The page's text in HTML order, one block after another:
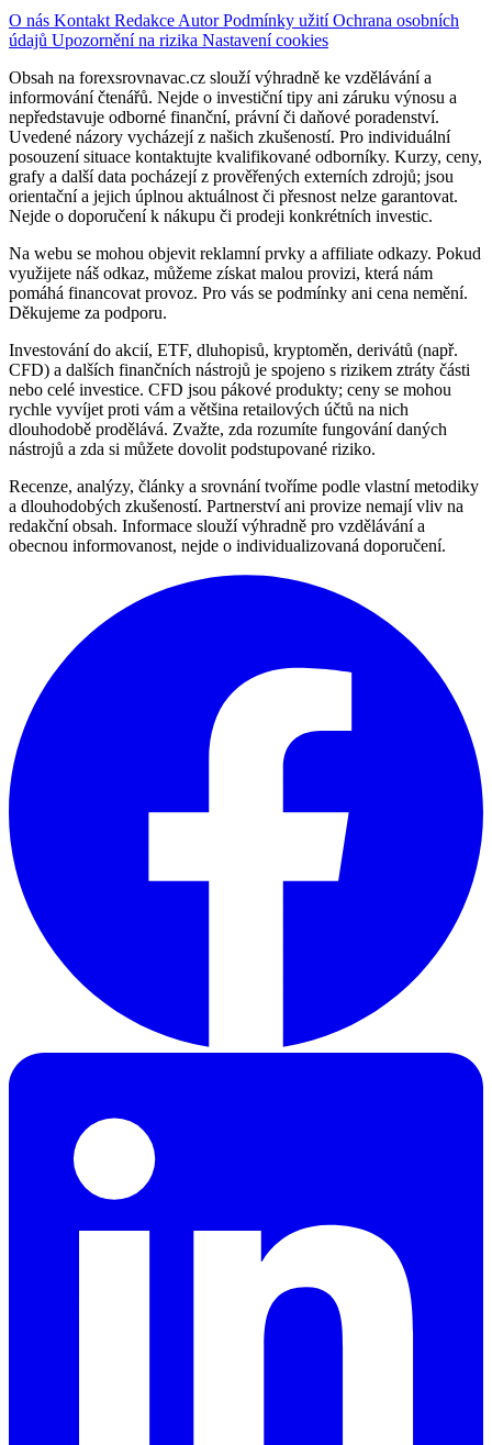
O nás Kontakt Redakce AutorPodmínky užitíOchrana osobních
údajů Upozornění na rizika Nastavení cookies
Obsah na forexsrovnavac.cz slouží výhradně ke vzdělávání a
informování čtenářů. Nejde o investiční tipy ani záruku výnosu a
nepředstavuje odborné finanční, právní či daňové poradenství.
Uvedené názory vycházejí z našich zkušeností. Pro individuální
posouzení situace kontaktujte kvalifikované odborníky. Kurzy, ceny,
grafy a další data pocházejí z prověřených externích zdrojů; jsou
orientační a jejich úplnou aktuálnost či přesnost nelze garantovat.
Nejde o doporučení k nákupu či prodeji konkrétních investic.
Na webu se mohou objevit reklamní prvky a affiliate odkazy. Pokud
využijete náš odkaz, můžeme získat malou provizi, která nám
pomáhá financovat provoz. Pro vás se podmínky ani cena nemění.
Děkujeme za podporu.
Investování do akcií, ETF, dluhopisů, kryptoměn, derivátů (např.
CFD) a dalších finančních nástrojů je spojeno s rizikem ztráty části
nebo celé investice. CFD jsou pákové produkty; ceny se mohou
rychle vyvíjet proti vám a většina retailových účtů na nich
dlouhodobě prodělává. Zvažte, zda rozumíte fungování daných
nástrojů a zda si můžete dovolit podstupované riziko.
Recenze, analýzy, články a srovnání tvoříme podle vlastní metodiky
a dlouhodobých zkušeností. Partnerství ani provize nemají vliv na
redakční obsah. Informace slouží výhradně pro vzdělávání a
obecnou informovanost, nejde o individualizovaná doporučení.